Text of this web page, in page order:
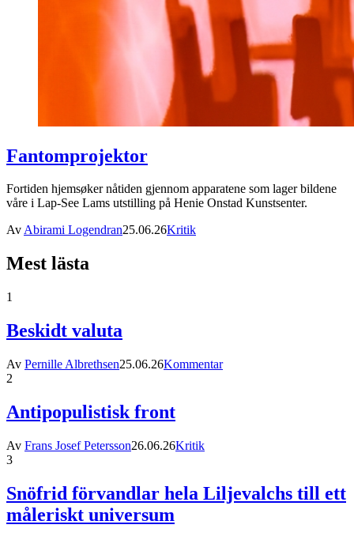
Fantomprojektor
Fortiden hjemsøker nåtiden gjennom apparatene som lager bildene
våre i Lap-See Lams utstilling på Henie Onstad Kunstsenter.
AvAbirami Logendran25.06.26Kritik
Mest lästa
1
Beskidt valuta
Av Pernille Albrethsen25.06.26Kommentar
2
Antipopulistisk front
Av Frans Josef Petersson26.06.26Kritik
3
Snöfrid förvandlar hela Liljevalchs till ett
måleriskt universum